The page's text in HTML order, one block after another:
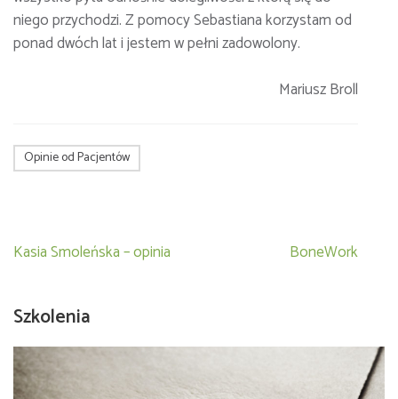
niego przychodzi. Z pomocy Sebastiana korzystam od
ponad dwóch lat i jestem w pełni zadowolony.
Mariusz Broll
Opinie od Pacjentów
Nawigacja
Kasia Smoleńska – opinia BoneWork
Szkolenia